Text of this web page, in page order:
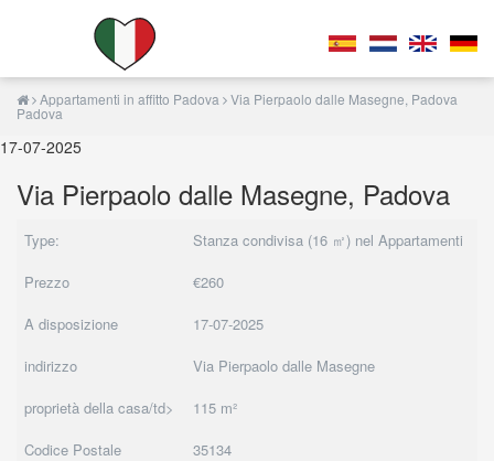
Appartamenti in affitto Padova Via Pierpaolo dalle Masegne, Padova
Padova
17-07-2025
Via Pierpaolo dalle Masegne, Padova
Type:
Stanza condivisa (16 ㎡) nel Appartamenti
Prezzo
€260
A disposizione
17-07-2025
indirizzo
Via Pierpaolo dalle Masegne
proprietà della casa/td>
115 m²
Codice Postale
35134